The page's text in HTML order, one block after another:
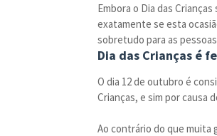
Embora o Dia das
exatamente se esta
sobretudo para as
Dia das Crianças é
O dia 12 de outubro é
Crianças, e sim por causa
Ao contrário do que muita